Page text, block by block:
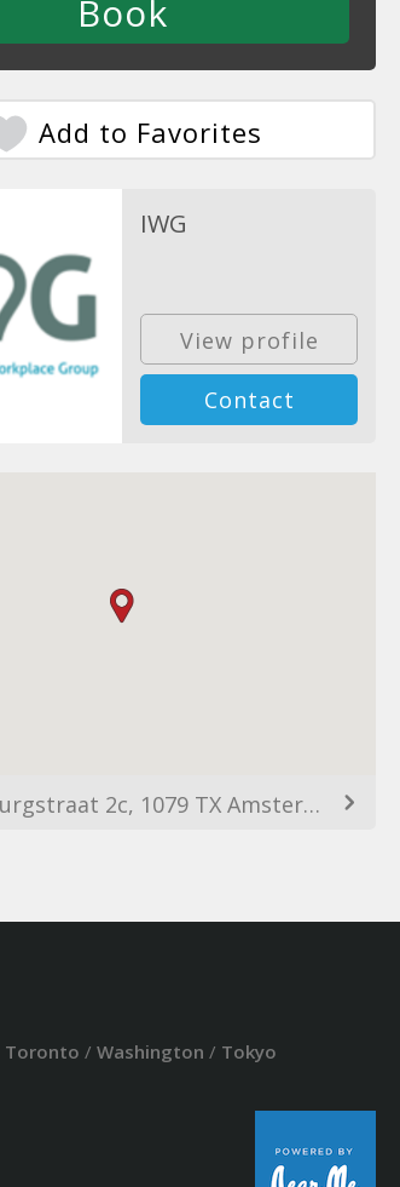
Add to Favorites
IWG
View profile
Contact
Trompenburgstraat 2c, 1079 TX Amsterdam, Netherlands
Toronto / Washington / Tokyo